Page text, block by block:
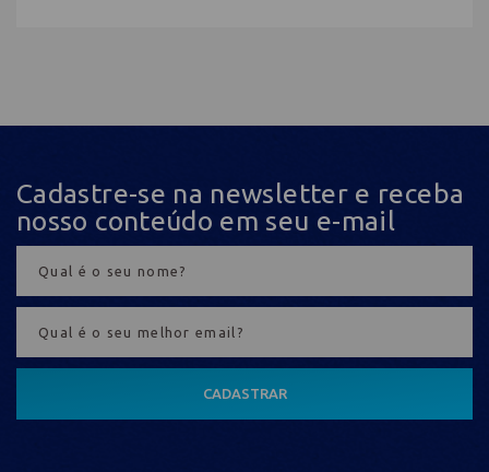
Cadastre-se na newsletter e receba
nosso conteúdo em seu e-mail
CADASTRAR